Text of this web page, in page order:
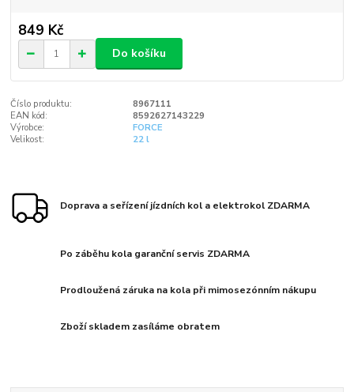
849 Kč
Do košíku
Číslo produktu:
8967111
EAN kód:
8592627143229
Výrobce:
FORCE
Velikost:
22 l
Doprava a seřízení jízdních kol a elektrokol ZDARMA
Po záběhu kola garanční servis ZDARMA
Prodloužená záruka na kola při mimosezónním nákupu
Zboží skladem zasíláme obratem